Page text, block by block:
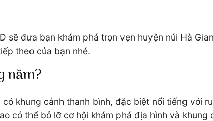
sẽ đưa bạn khám phá trọn vẹn huyện núi Hà
theo của bạn nhé.
năm?
khung cảnh thanh bình, đặc biệt nổi tiếng với
có thể bỏ lỡ cơ hội khám phá địa hình và